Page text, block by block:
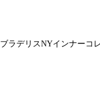
ブラデリスNYインナーコ